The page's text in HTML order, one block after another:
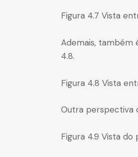
Figura 4.7 Vista
Ademais, também
4.8.
Figura 4.8 Vista
Outra perspectiva
Figura 4.9 Vista